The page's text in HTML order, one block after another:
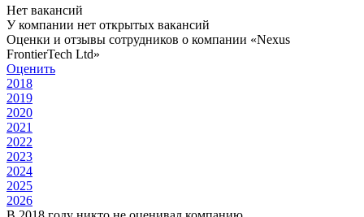
Нет вакансий
У компании нет открытых вакансий
Оценки и отзывы сотрудников о компании «Nexus
FrontierTech Ltd»
Оценить
2018
2019
2020
2021
2022
2023
2024
2025
2026